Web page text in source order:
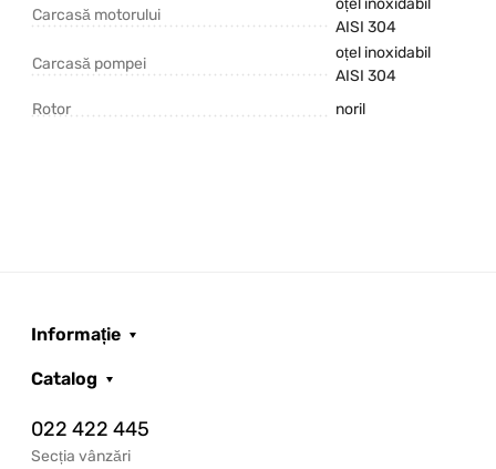
Carcasă motorului
AISI 304
Carcasă pompei
oțel inoxidabil
AISI 304
Rotor
noril
Informație
Catalog
022 422 445
Secția vânzări